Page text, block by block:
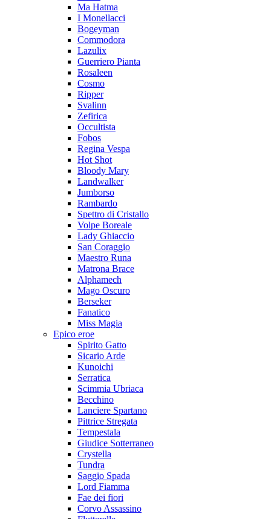
Ma Hatma
I Monellacci
Bogeyman
Commodora
Lazulix
Guerriero Pianta
Rosaleen
Cosmo
Ripper
Svalinn
Zefirica
Occultista
Fobos
Regina Vespa
Hot Shot
Bloody Mary
Landwalker
Jumborso
Rambardo
Spettro di Cristallo
Volpe Boreale
Lady Ghiaccio
San Coraggio
Maestro Runa
Matrona Brace
Alphamech
Mago Oscuro
Berseker
Fanatico
Miss Magia
Epico eroe
Spirito Gatto
Sicario Arde
Kunoichi
Serratica
Scimmia Ubriaca
Becchino
Lanciere Spartano
Pittrice Stregata
Tempestala
Giudice Sotterraneo
Crystella
Tundra
Saggio Spada
Lord Fiamma
Fae dei fiori
Corvo Assassino